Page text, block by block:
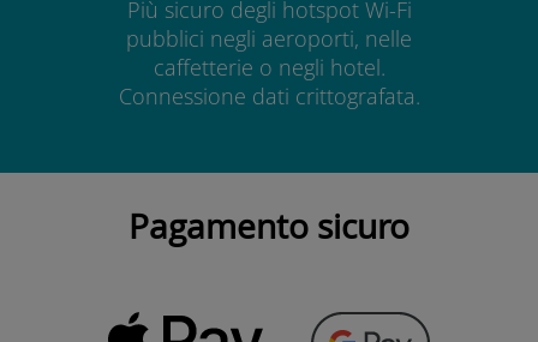
Più sicuro degli hotspot Wi-Fi
pubblici negli aeroporti, nelle
caffetterie o negli hotel.
Connessione dati crittografata.
Pagamento sicuro